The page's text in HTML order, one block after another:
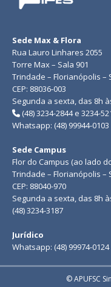
Sede Max & Flora
Rua Lauro Linhares 2055
Torre Max – Sala 901
Trindade – Florianópolis –
CEP: 88036-003
Segunda a sexta, das 8h
(48) 3234-2844 e 3234-
Whatsapp: (48) 99944-0103
Sede Campus
Flor do Campus (ao lado
Trindade – Florianópolis –
CEP: 88040-970
Segunda a sexta, das 8h
(48) 3234-3187
Jurídico
Whatsapp: (48) 99974-0124
© APUFSC